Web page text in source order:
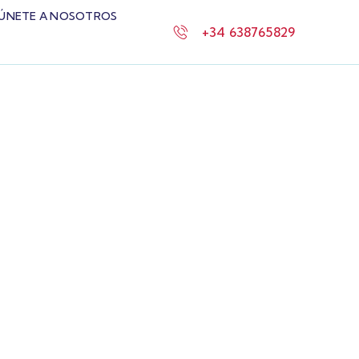
A NOSOTROS
+34 638765829